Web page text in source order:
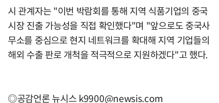
시 관계자는 "이번 박람회를 통해 지역 식품기업의 중국
시장 진출 가능성을 직접 확인했다"며 "앞으로도 중국사
무소를 중심으로 현지 네트워크를 확대해 지역 기업들의
해외 수출 판로 개척을 적극적으로 지원하겠다"고 했다.
◎공감언론 뉴시스k9900@newsis.com